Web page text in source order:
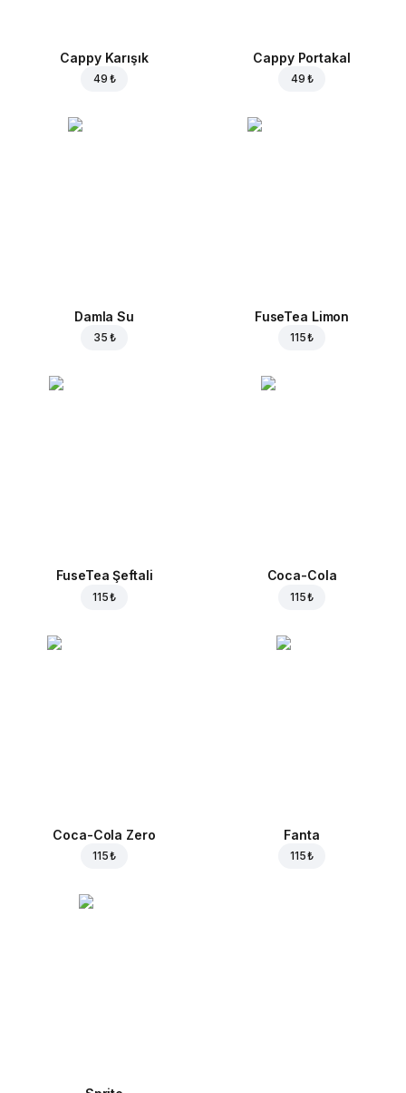
Cappy Karışık
49 ₺
Cappy Portakal
49 ₺
Damla Su
35 ₺
FuseTea Limon
115 ₺
FuseTea Şeftali
115 ₺
Coca-Cola
115 ₺
Coca-Cola Zero
115 ₺
Fanta
115 ₺